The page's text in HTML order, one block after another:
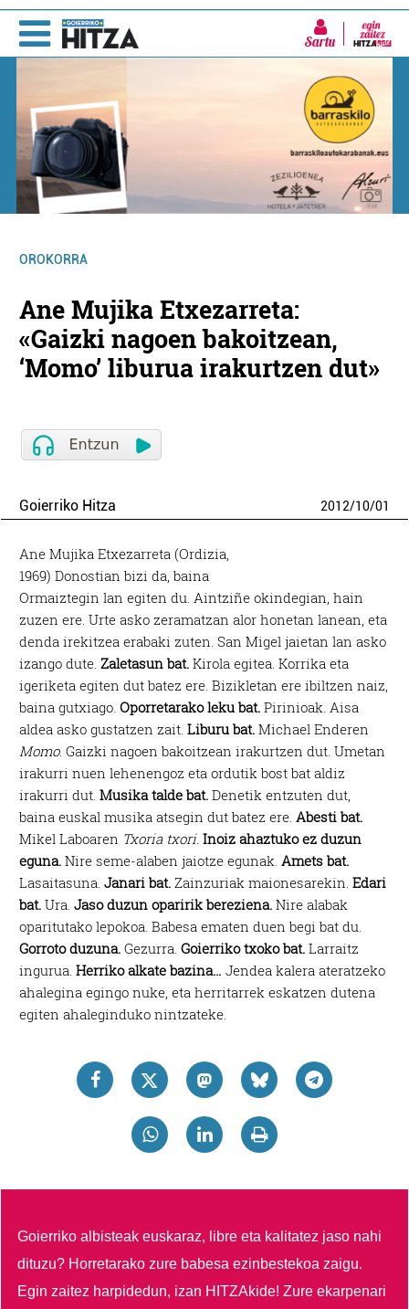
Sartu
OROKORRA
Ane Mujika Etxezarreta:
«Gaizki nagoen bakoitzean,
‘Momo’ liburua irakurtzen dut»
Goierriko Hitza 2012/10/01
Ane Mujika Etxezarreta (Ordizia,
1969) Donostian bizi da, baina
Ormaiztegin lan egiten du. Aintziñe okindegian, hain
zuzen ere. Urte asko zeramatzan alor honetan lanean, eta
denda irekitzea erabaki zuten. San Migel jaietan lan asko
izango dute.Zaletasun bat. Kirola egitea. Korrika eta
igeriketa egiten dut batez ere. Bizikletan ere ibiltzen naiz,
baina gutxiago.Oporretarako leku bat. Pirinioak. Aisa
aldea asko gustatzen zait.Liburu bat. Michael Enderen
Momo. Gaizki nagoen bakoitzean irakurtzen dut. Umetan
irakurri nuen lehenengoz eta ordutik bost bat aldiz
irakurri dut.Musika talde bat. Denetik entzuten dut,
baina euskal musika atsegin dut batez ere.Abesti bat.
Mikel Laboaren Txoria txori.Inoiz ahaztuko ez duzun
eguna. Nire seme-alaben jaiotze egunak.Amets bat.
Lasaitasuna.Janari bat. Zainzuriak maionesarekin.Edari
bat. Ura.Jaso duzun oparirik bereziena. Nire alabak
oparitutako lepokoa. Babesa ematen duen begi bat du.
Gorroto duzuna. Gezurra.Goierriko txoko bat. Larraitz
ingurua.Herriko alkate bazina… Jendea kalera ateratzeko
ahalegina egingo nuke, eta herritarrek eskatzen dutena
egiten ahaleginduko nintzateke.
Goierriko albisteak euskaraz, libre eta kalitatez jaso nahi
dituzu? Horretarako zure babesa ezinbestekoa zaigu.
Egin zaitez harpidedun, izan HITZAkide!Zure ekarpenari